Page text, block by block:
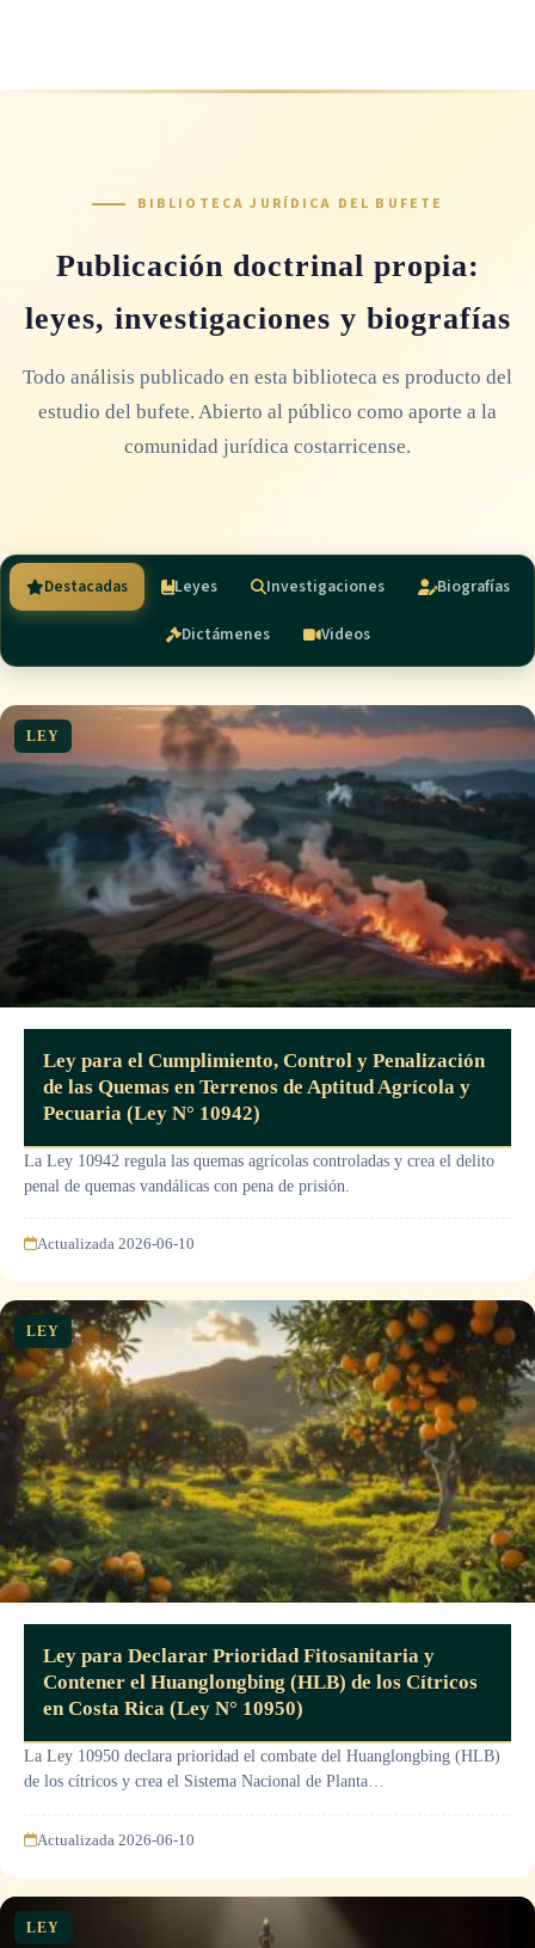
BIBLIOTECA JURÍDICA DEL BUFETE
Publicación doctrinal propia:
leyes, investigaciones y biografías
Todo análisis publicado en esta biblioteca es producto del
estudio del bufete. Abierto al público como aporte a la
comunidad jurídica costarricense.
Destacadas Leyes Investigaciones Biografías
Dictámenes Videos
LEY
Ley para el Cumplimiento, Control y Penalización
de las Quemas en Terrenos de Aptitud Agrícola y
Pecuaria (Ley N° 10942)
La Ley 10942 regula las quemas agrícolas controladas y crea el delito
penal de quemas vandálicas con pena de prisión.
Actualizada 2026-06-10
LEY
Ley para Declarar Prioridad Fitosanitaria y
Contener el Huanglongbing (HLB) de los Cítricos
en Costa Rica (Ley N° 10950)
La Ley 10950 declara prioridad el combate del Huanglongbing (HLB)
de los cítricos y crea el Sistema Nacional de Planta…
Actualizada 2026-06-10
LEY